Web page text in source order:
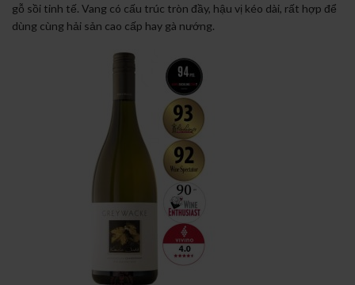
gỗ sồi tinh tế. Vang có cấu trúc tròn đầy, hậu vị kéo dài, rất hợp để
dùng cùng hải sản cao cấp hay gà nướng.